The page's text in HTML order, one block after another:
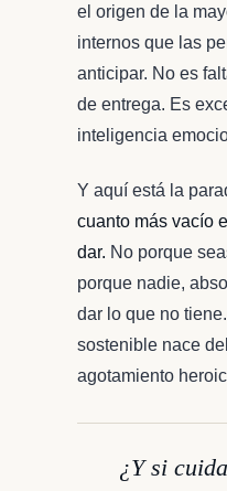
el origen de la
internos que las
anticipar. No es
de entrega. Es
inteligencia
Y aquí está la
cuanto más vacío
dar. No porque
porque nadie,
dar lo que no
sostenible nace
agotamiento
¿Y si